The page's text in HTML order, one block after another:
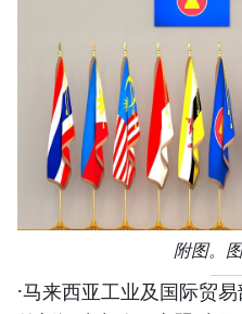
附图。
·马来西亚工业及国际贸